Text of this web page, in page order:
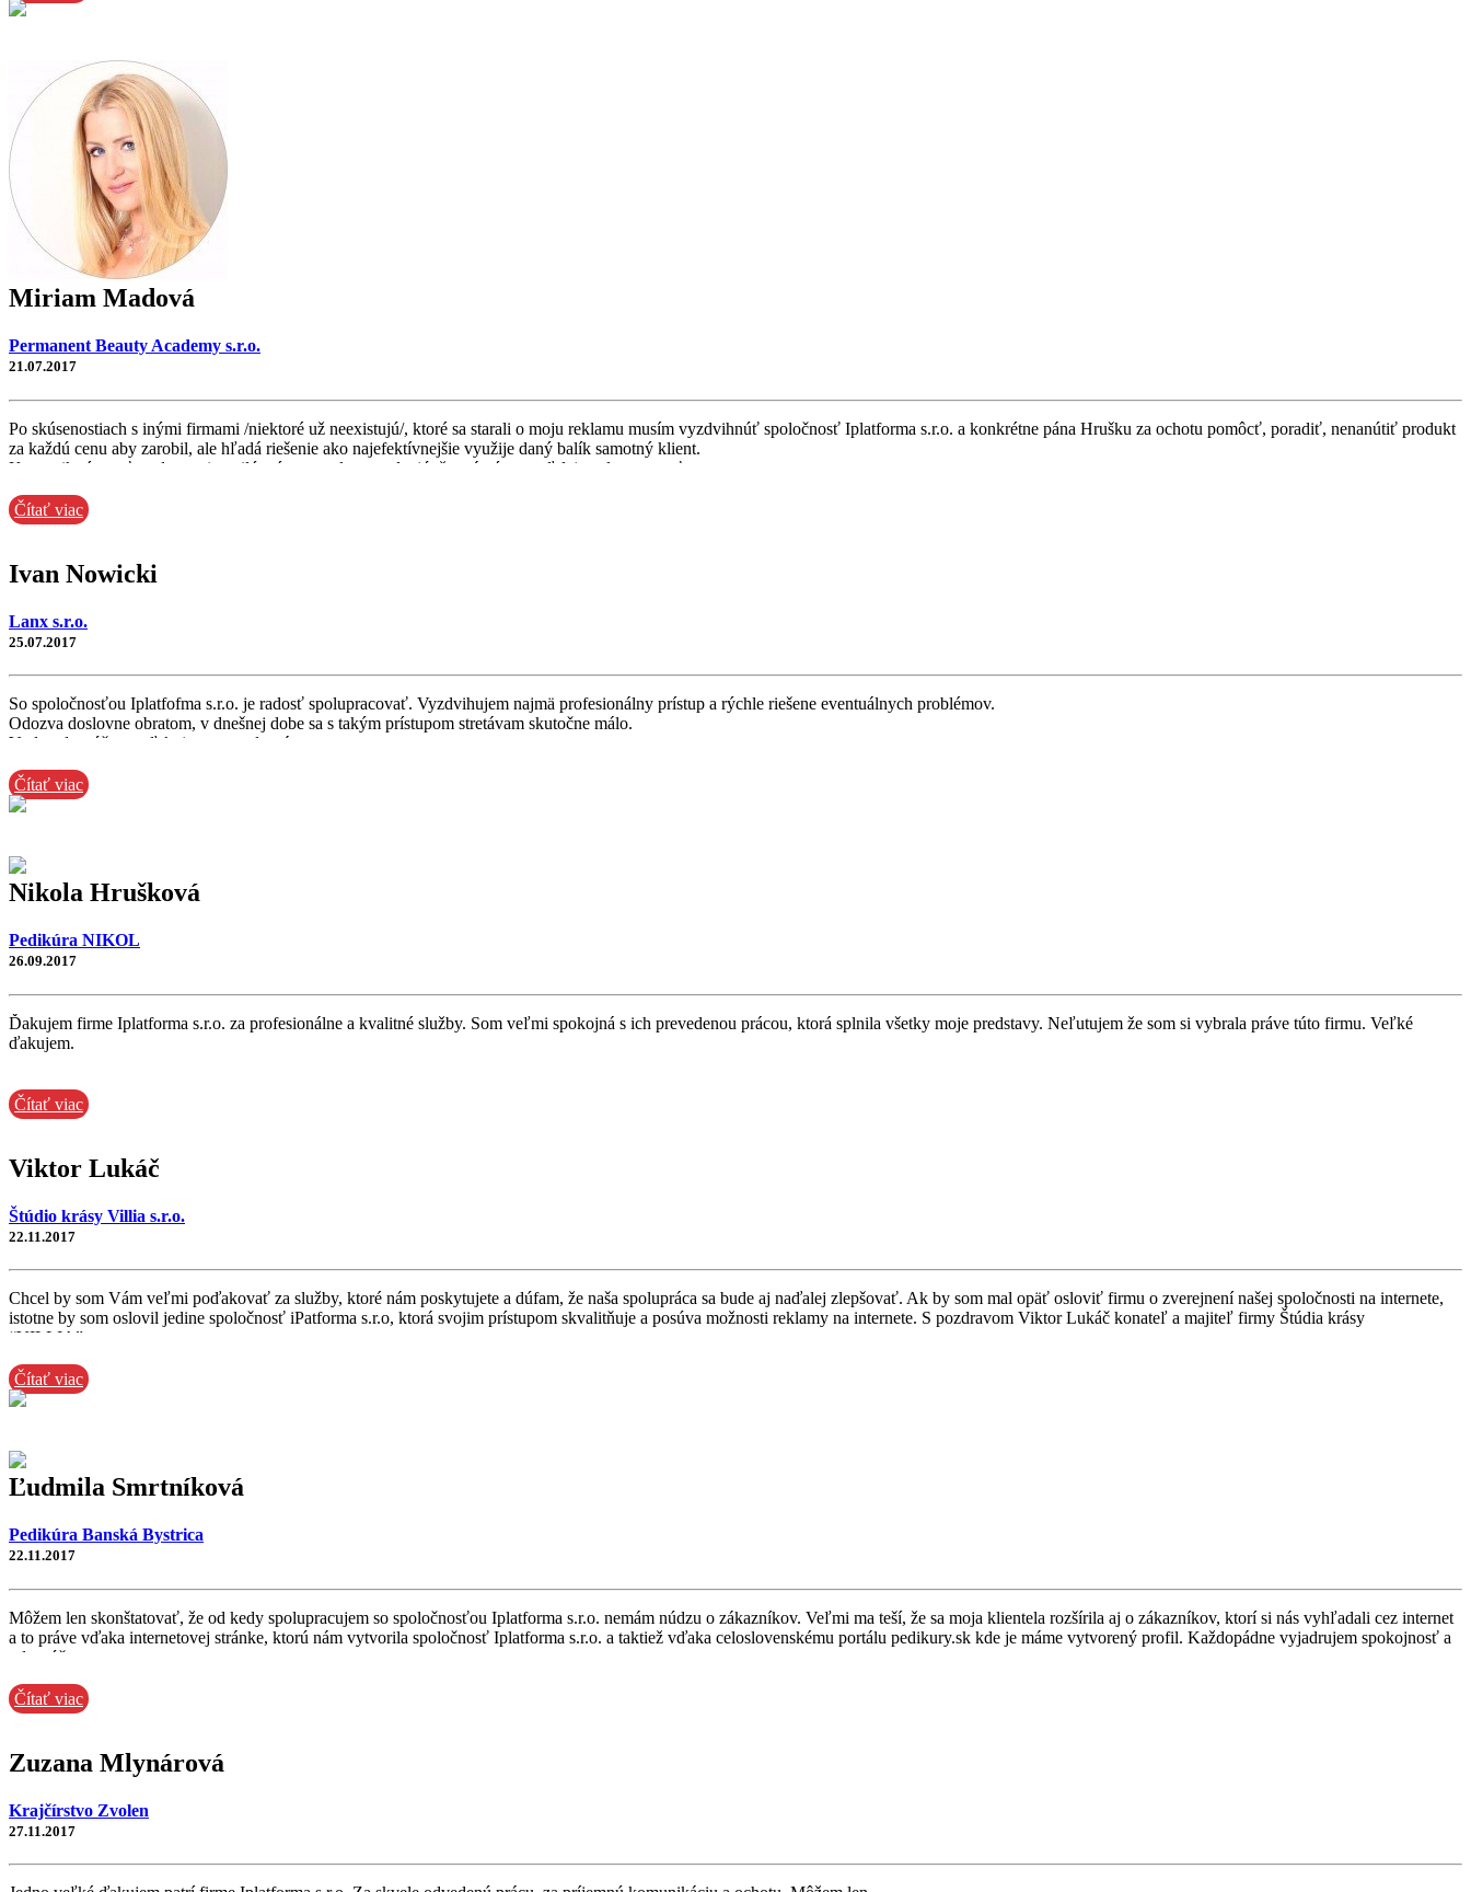
Miriam Madová
Permanent Beauty Academy s.r.o.
21.07.2017
Po skúsenostiach s inými firmami /niektoré už neexistujú/, ktoré sa starali o moju reklamu musím vyzdvihnúť spoločnosť Iplatforma s.r.o. a konkrétne pána Hrušku za ochotu pomôcť, poradiť, nenanútiť produkt
za každú cenu aby zarobil, ale hľadá riešenie ako najefektívnejšie využije daný balík samotný klient.
Komunikatívnosť, vedomosti a milý prístup ma len utvrdzujú, že má význam ďalej spolupracovať.
Miriam Madová
Čítať viac
Ivan Nowicki
Lanx s.r.o.
25.07.2017
So spoločnosťou Iplatfofma s.r.o. je radosť spolupracovať. Vyzdvihujem najmä profesionálny prístup a rýchle riešene eventuálnych problémov.
Odozva doslovne obratom, v dnešnej dobe sa s takým prístupom stretávam skutočne málo.
Vrelo odporúčam a ďakujem za spoluprácu.
Čítať viac
Nikola Hrušková
Pedikúra NIKOL
26.09.2017
Ďakujem firme Iplatforma s.r.o. za profesionálne a kvalitné služby. Som veľmi spokojná s ich prevedenou prácou, ktorá splnila všetky moje predstavy. Neľutujem že som si vybrala práve túto firmu. Veľké
ďakujem.
Čítať viac
Viktor Lukáč
Štúdio krásy Villia s.r.o.
22.11.2017
Chcel by som Vám veľmi poďakovať za služby, ktoré nám poskytujete a dúfam, že naša spolupráca sa bude aj naďalej zlepšovať. Ak by som mal opäť osloviť firmu o zverejnení našej spoločnosti na internete,
istotne by som oslovil jedine spoločnosť iPatforma s.r.o, ktorá svojim prístupom skvalitňuje a posúva možnosti reklamy na internete. S pozdravom Viktor Lukáč konateľ a majiteľ firmy Štúdia krásy
“VILLIA”,s.r.o.
Čítať viac
Ľudmila Smrtníková
Pedikúra Banská Bystrica
22.11.2017
Môžem len skonštatovať, že od kedy spolupracujem so spoločnosťou Iplatforma s.r.o. nemám núdzu o zákazníkov. Veľmi ma teší, že sa moja klientela rozšírila aj o zákazníkov, ktorí si nás vyhľadali cez internet
a to práve vďaka internetovej stránke, ktorú nám vytvorila spoločnosť Iplatforma s.r.o. a taktiež vďaka celoslovenskému portálu pedikury.sk kde je máme vytvorený profil. Každopádne vyjadrujem spokojnosť a
odporúčam.
Čítať viac
Zuzana Mlynárová
Krajčírstvo Zvolen
27.11.2017